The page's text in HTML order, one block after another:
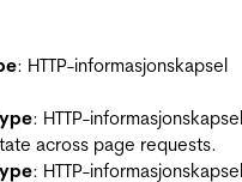
: HTTP-informasjonskapsel
: HTTP-informasjonskapsel
across page requests.
: HTTP-informasjonskapsel